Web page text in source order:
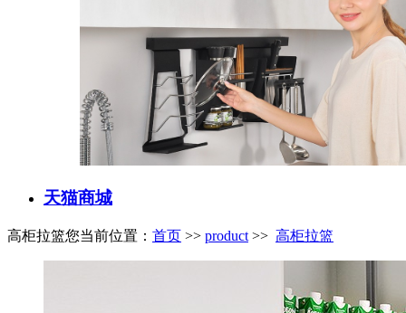
天猫商城
高柜拉篮您当前位置： 首页 >> product >> 高柜拉篮